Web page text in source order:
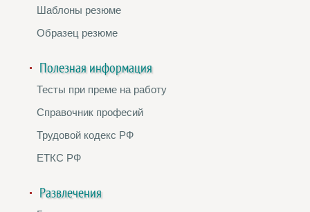
Шаблоны резюме
Образец резюме
Полезная информация
Тесты при преме на работу
Справочник професий
Трудовой кодекс РФ
ЕТКС РФ
Развлечения